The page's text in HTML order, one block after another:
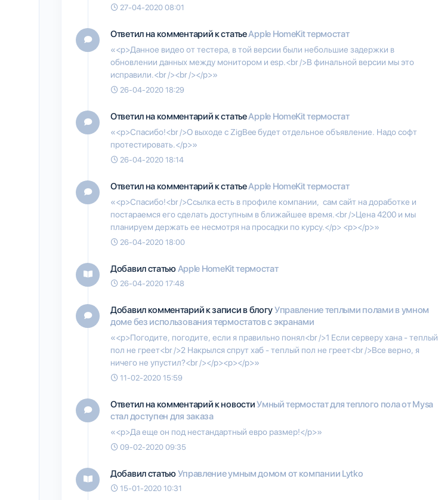
27-04-2020 08:01
Ответил на комментарий к статьеApple HomeKit термостат
«<p>Данное видео от тестера, в той версии были небольшие задержки в
обновлении данных между монитором и esp.<br />В финальной версии мы это
исправили.<br /><br /></p>»
26-04-2020 18:29
Ответил на комментарий к статьеApple HomeKit термостат
«<p>Спасибо!<br />О выходе с ZigBee будет отдельное объявление. Надо софт
протестировать.</p>»
26-04-2020 18:14
Ответил на комментарий к статьеApple HomeKit термостат
«<p>Спасибо!<br />Ссылка есть в профиле компании, сам сайт на доработке и
постараемся его сделать доступным в ближайшее время.<br />Цена 4200 и мы
планируем держать ее несмотря на просадки по курсу.</p> <p></p>»
26-04-2020 18:00
Добавил статьюApple HomeKit термостат
26-04-2020 17:48
Добавил комментарий к записи в блогуУправление теплыми полами в умном
доме без использования термостатов с экранами
«<p>Погодите, погодите, если я правильно понял<br />1 Если серверу хана - теплый
пол не греет<br />2 Накрылся спрут хаб - теплый пол не греет<br />Все верно, я
ничего не упустил?<br /></p><p></p>»
11-02-2020 15:59
Ответил на комментарий к новостиУмный термостат для теплого пола от Mysa
стал доступен для заказа
«<p>Да еще он под нестандартный евро размер!</p>»
09-02-2020 09:35
Добавил статьюУправление умным домом от компании Lytko
15-01-2020 10:31